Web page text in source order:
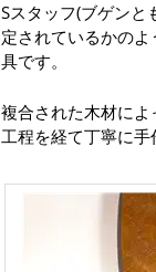
Sスタッフ(ブゲン
定されているかの
具です。
複合された木材に
工程を経て丁寧に手